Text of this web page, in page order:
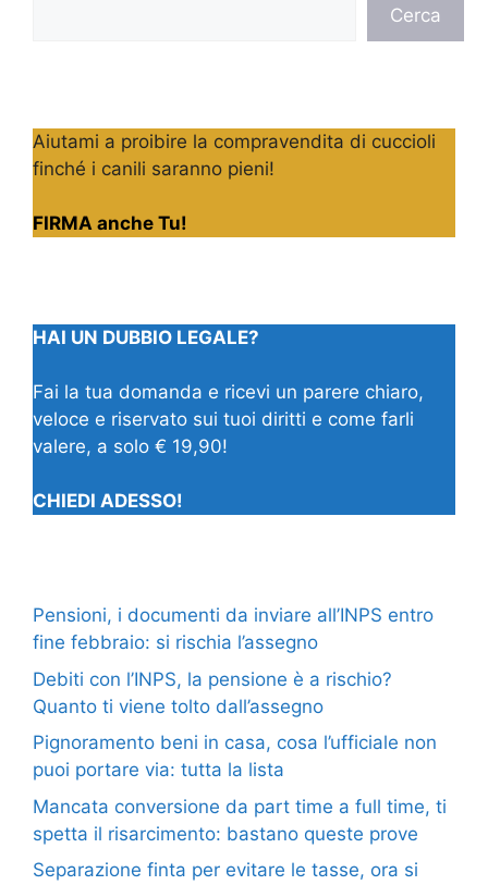
Cerca
Aiutami a proibire la compravendita di cuccioli
finché i canili saranno pieni!
FIRMA anche Tu!
HAI UN DUBBIO LEGALE?
Fai la tua domanda e ricevi un parere chiaro,
veloce e riservato sui tuoi diritti e come farli
valere, a solo € 19,90!
CHIEDI ADESSO!
Pensioni, i documenti da inviare all’INPS entro
fine febbraio: si rischia l’assegno
Debiti con l’INPS, la pensione è a rischio?
Quanto ti viene tolto dall’assegno
Pignoramento beni in casa, cosa l’ufficiale non
puoi portare via: tutta la lista
Mancata conversione da part time a full time, ti
spetta il risarcimento: bastano queste prove
Separazione finta per evitare le tasse, ora si